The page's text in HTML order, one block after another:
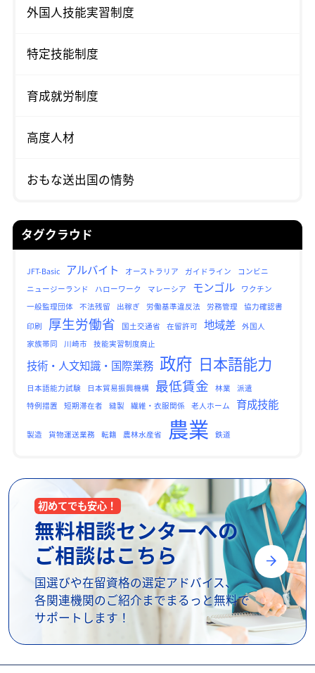
外国人技能実習制度
特定技能制度
育成就労制度
高度人材
おもな送出国の情勢
タグクラウド
JFT-Basic アルバイト オーストラリア ガイドライン
コンビニ
ニュージーランド
ハローワーク マレーシア モンゴル
ワクチン
一般監理団体
不法残留 出稼ぎ 労働基準違反法 労務管理
協力確認書
印刷
厚生労働省 国土交通省 在留許可 地域差
外国人
家族帯同
川崎市 技能実習制度廃止
技術・人文知識・国際業務 政府 日本語能力
日本語能力試験 日本貿易振興機構 最低賃金 林業
派遣
特例措置
短期滞在者 縫製 繊維・衣服関係 老人ホーム 育成技能
製造 貨物運送業務 転籍 農林水産省 農業 鉄道
初めてでも安心！
無料相談センターへの
ご相談はこちら
国選びや在留資格の選定アドバイス、
各関連機関のご紹介までまるっと無料で
サポートします！